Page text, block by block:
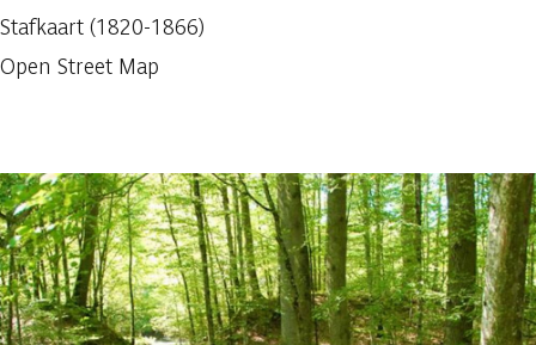
Stafkaart (1820-1866)
Open Street Map